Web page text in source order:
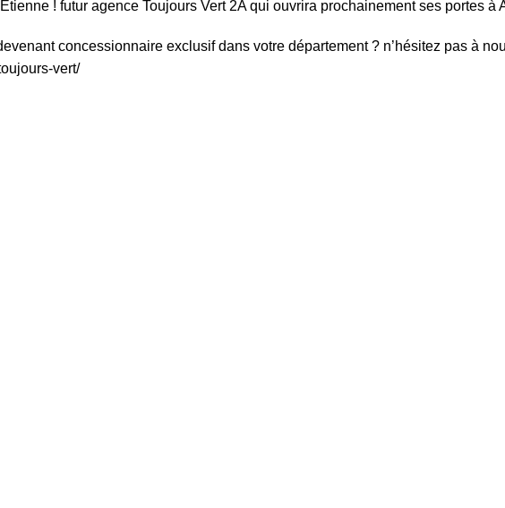
! futur agence Toujours Vert 2A qui ouvrira prochainement ses portes à
concessionnaire exclusif dans votre département ? n’hésitez pas à
vert/